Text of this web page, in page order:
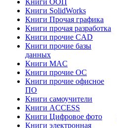
Книги ООП
Книги SolidWorks
Книги Прочая графика
Книги прочая разработка
Книги прочие CAD
Книги прочие базы
данных
Книги MAC
Книги прочие ОС
Книги прочие офисное
ПО
Книги самоучители
Книги ACCESS
Книги Цифровое фото
Книги электронная